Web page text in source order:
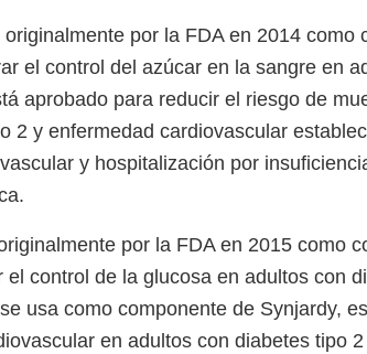
por la FDA en 2014 como
el control del azúcar en la sangre en
aprobado para reducir el riesgo de
2 y enfermedad cardiovascular
y hospitalización por
por la FDA en 2015 como
el control de la glucosa en adultos con
usa como componente de Synjardy,
en adultos con diabetes tipo